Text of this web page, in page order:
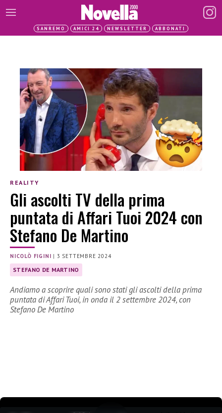
SANREMO AMICI 24 NEWSLETTER ABBONATI
REALITY
Gli ascolti TV della prima
puntata di Affari Tuoi 2024 con
Stefano De Martino
NICOLÒ FIGINI | 3 SETTEMBRE 2024
STEFANO DE MARTINO
Andiamo a scoprire quali sono stati gli ascolti della prima
puntata di Affari Tuoi, in onda il 2 settembre 2024, con
Stefano De Martino